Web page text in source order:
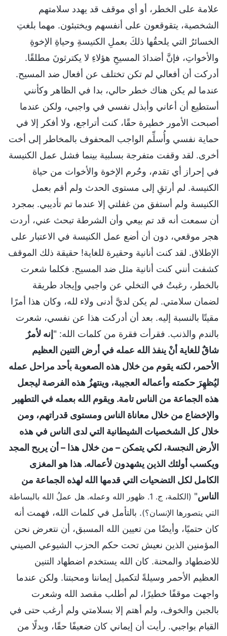
علامة على الخطر، أو أي موقف قد يهدد سلامتهم
الشخصية، يتقوقعون على أنفسهم ويختبئون. مهما بلغتِ
الخسائرُ التي يلحقُها ذلكَ بعملِ الكنيسةِ وحياةِ الإخوةِ
والأخواتِ، فإنَّ أضدادَ المسيحِ هؤلاءِ لا يكترثونَ مطلقًا.
أدركت أن أفعالي لم تكن تختلف عن أفعال ضد المسيح.
عندما لم يكن هناك خطر حالي، بدا في الظاهر وكأنني
أستطيع أن أعاني وأبذل نفسي في واجبي، ولكن عندما
أصبحت الأمور خطيرة حقًا، كنت أتراجع، ولا أفكر إلا في
حماية نفسي وأُسلِّم الواجب المحفوف بالمخاطر إلى أخت
أخرى. لقد وقفت متفرجة بسلبية بينما فشل عمل الكنيسة
في إحراز أي تقدم، وحُرم الإخوة والأخوات من حياة
الكنيسة. لم أرتقِ إلى مستوى الحدث ولم أقم بعمل
الكنيسة ولم أستفق من غفلتي إلا عندما تم تأديبي. بمجرد
أن سمعت أنه قد تم بيعي وأن الشرطة تبحث عني، أردت
هجر موقعي، دون أن أضع عمل الكنيسة في الاعتبار على
الإطلاق. لقد كنت أنانية وحقيرة للغاية! حقيقة ذلك الموقف
كشفت أنني كنت أنانية مثل ضد المسيح. فكلما شعرت
بالخطر، رغبتُ في التخلي عن واجبي وإيجاد طريقة
لضمان سلامتي. لم يكن لديَّ أدنى ولاء لله، وكان هذا أمرًا
مقيتًا بالنسبة إليه. بعد أن أدركت هذا عن نفسي، شعرت
بالندم والذنب. فقرأت فقرة من كلمات الله: "إنه لأمرٌ
شاقٌ للغاية أنْ ينفذ الله عمله في أرض التنين العظيم
الأحمر، لكنه يقوم من خلال هذه الصعوبة بأحد مراحل عمله
ليُظهِرَ حكمته وأعماله العجيبة، وينتهزُ هذه الفرصة ليجعل
هذه الجماعة من الناس تامة. ويقوم الله بعمله في التطهير
والإخضاع من خلال معاناة الناس ومستوى قدراتهم، ومن
خلال كل الشخصيات الشيطانية التي لدى الناس في هذه
الأرض النجسة، لكي يتمكن – من خلال هذا – أن يربح المجد
ويكسب أولئك الذين يشهدون لأعماله. هذا هو المغزى
الكامل لكل التضحيات التي قدمها الله لهذه الجماعة من
الناس"
(الكلمة، ج. 1. ظهور الله وعمله. هل عملُ الله بالبساطة
التي يتصورها الإنسان؟). بالتأمل في كلمات الله، فهمت أنه
كان حتميًا، وأيضًا من تعيين الله المسبق، أن نتعرض نحن
المؤمنين الذين نعيش تحت حكم الحزب الشيوعي الصيني
للاضطهاد والمحنة. كان الله يستخدم اضطهاد التنين
العظيم الأحمر وسيلةً لتكميل إيماننا ومحبتنا. ولكن عندما
واجهت موقفًا خطيرًا، لم أطلب مقصد الله وشعرت
بالجبن والخوف، ولم أهتم إلا بسلامتي ولم أرغب حتى في
القيام بواجبي. رأيت أن إيماني كان ضعيفًا حقًا، وبدلًا من